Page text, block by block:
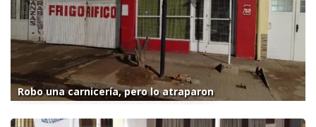
Robo una carnicería, pero lo atraparon